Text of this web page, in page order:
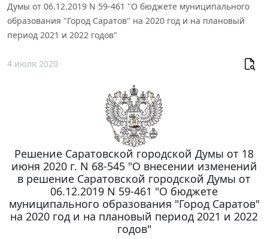
Думы от 06.12.2019 N 59-461 "О бюджете муниципального
образования "Город Саратов" на 2020 год и на плановый
период 2021 и 2022 годов"
4 июля 2020
Решение Саратовской городской Думы от 18
июня 2020 г. N 68-545 "О внесении изменений
в решение Саратовской городской Думы от
06.12.2019 N 59-461 "О бюджете
муниципального образования "Город Саратов"
на 2020 год и на плановый период 2021 и 2022
годов"